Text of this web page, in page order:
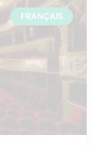
FRANÇAIS